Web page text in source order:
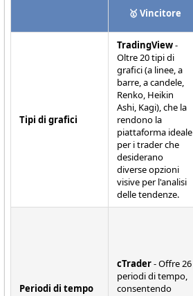
🥇 Vincitore
Tipi di grafici
TradingView-
Oltre 20 tipi di
grafici (a linee, a
barre, a candele,
Renko, Heikin
Ashi, Kagi), che la
rendono la
piattaforma ideale
per i trader che
desiderano
diverse opzioni
visive per l'analisi
delle tendenze.
Periodi di tempo
cTrader- Offre 26
periodi di tempo,
consentendo